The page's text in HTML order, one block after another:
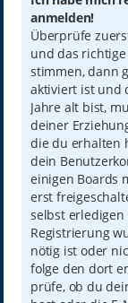
anmelden!
Überprüfe
und das
stimmen, dann
aktiviert ist und
Jahre alt bist,
deiner
die du erhalten
dein
einigen Boards
erst
selbst
Registrierung
nötig ist oder
folge den dort
prüfe, ob du